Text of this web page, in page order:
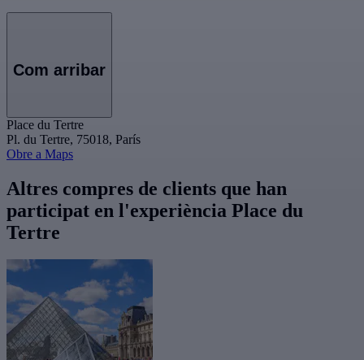
Com arribar
Place du Tertre
Pl. du Tertre, 75018, París
Obre a Maps
Altres compres de clients que han
participat en l'experiència Place du
Tertre